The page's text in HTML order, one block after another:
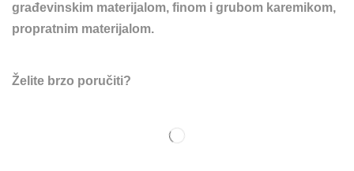
građevinskim materijalom, finom i grubom karemikom,
propratnim materijalom.
Želite brzo poručiti?